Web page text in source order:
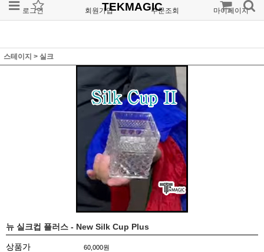
로그인 회원가입 주문조회 마이페이지
TEKMAGIC
스테이지 > 실크
뉴 실크컵 플러스 - New Silk Cup Plus
상품가 60,000원